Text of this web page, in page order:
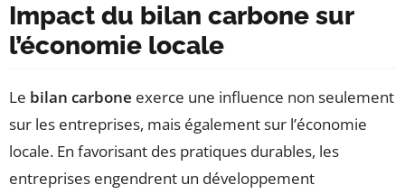
Impact du bilan carbone sur
l’économie locale
Le bilan carbone exerce une influence non seulement
sur les entreprises, mais également sur l’économie
locale. En favorisant des pratiques durables, les
entreprises engendrent un développement